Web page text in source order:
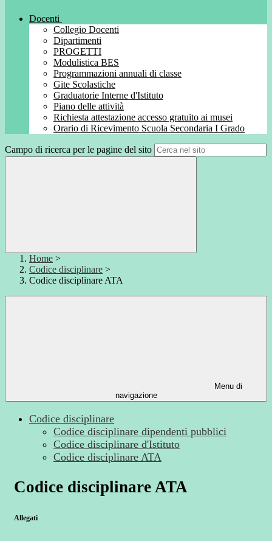
Docenti
Collegio Docenti
Dipartimenti
PROGETTI
Modulistica BES
Programmazioni annuali di classe
Gite Scolastiche
Graduatorie Interne d'Istituto
Piano delle attività
Richiesta attestazione accesso gratuito ai musei
Orario di Ricevimento Scuola Secondaria I Grado
Campo di ricerca per le pagine del sito
Home >
Codice disciplinare >
Codice disciplinare ATA
Menu di
navigazione
Codice disciplinare
Codice disciplinare dipendenti pubblici
Codice disciplinare d'Istituto
Codice disciplinare ATA
Codice disciplinare ATA
Allegati